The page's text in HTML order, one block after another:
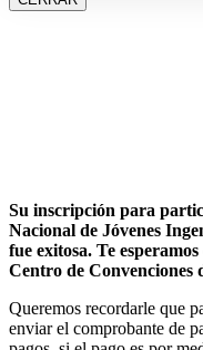
Su inscripción para
Nacional de Jóvenes
fue exitosa. Te
Centro de Convenciones
Queremos recordarle que
enviar el comprobante de